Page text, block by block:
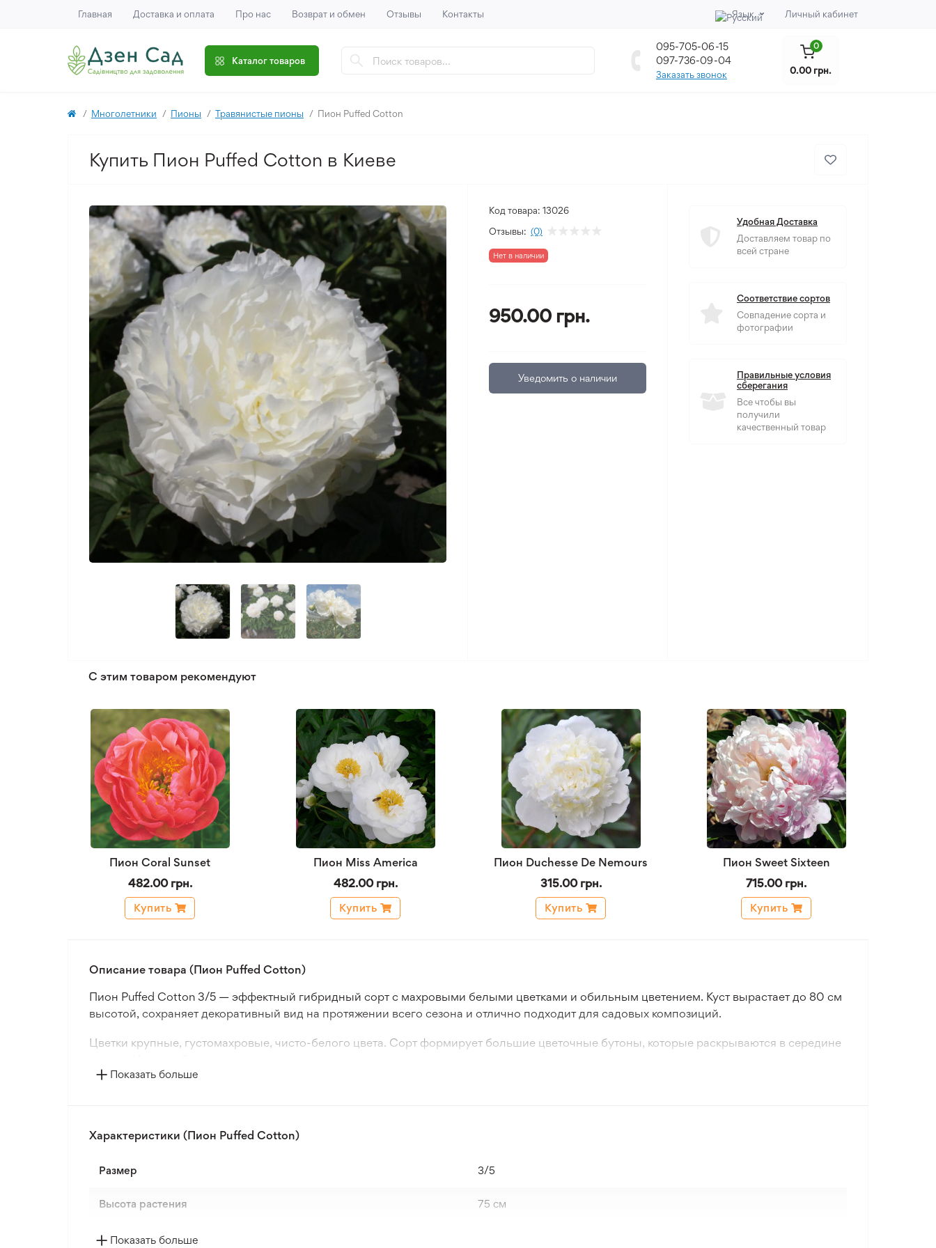
Главная Доставка и оплата Про нас Возврат и обмен Отзывы Контакты Язык Личный кабинет
Каталог товаров
095-705-06-15
097-736-09-04
Заказать звонок
0
0.00 грн.
Многолетники Пионы Травянистые пионы Пион Puffed Cotton
Купить Пион Puffed Cotton в Киеве
Код товара: 13026
Отзывы: (0)
Нет в наличии
950.00 грн.
Уведомить о наличии
Удобная Доставка
Доставляем товар по
всей стране
Соответствие сортов
Совпадение сорта и
фотографии
Правильные условия
сберегания
Все чтобы вы
получили
качественный товар
С этим товаром рекомендуют
Пион Coral Sunset
482.00 грн.
Купить
Пион Miss America
482.00 грн.
Купить
Пион Duchesse De Nemours
315.00 грн.
Купить
Пион Sweet Sixteen
715.00 грн.
Купить
Описание товара (Пион Puffed Cotton)
Пион Puffed Cotton 3/5 — эффектный гибридный сорт с махровыми белыми цветками и обильным цветением. Куст вырастает до 80 см
высотой, сохраняет декоративный вид на протяжении всего сезона и отлично подходит для садовых композиций.
Цветки крупные, густомахровые, чисто-белого цвета. Сорт формирует большие цветочные бутоны, которые раскрываются в середине
Показать больше
Характеристики (Пион Puffed Cotton)
Размер 3/5
Высота растения 75 см
Страна происхождения
Показать больше